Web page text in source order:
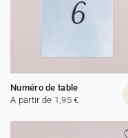
Numéro de table
A partir de 1,95 €